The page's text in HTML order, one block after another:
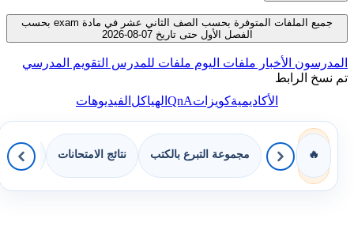
جميع الملفات المتوفرة بحسب الصف الثاني عشر في مادة exam بحسب
الفصل الأول حتى تاريخ 07-08-2026
المدرسون الأخبار ملفات اليوم ملفات للمدرس التقويم المدرسي
تم نسخ الرابط
الأكاديميةكويزاتQnAالهياكلالفيديوهات
🔥 مجموعة التبرع بالكتب نتائج الامتحانات